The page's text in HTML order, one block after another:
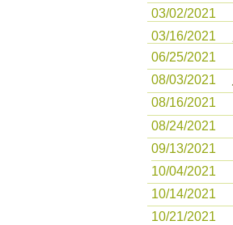
03/02/2021
​03/16/2021
06/25/2021
08/03/2021
08/16/2021
08/24/2021
09/13/2021
10/04/2021
10/14/2021
10/21/2021